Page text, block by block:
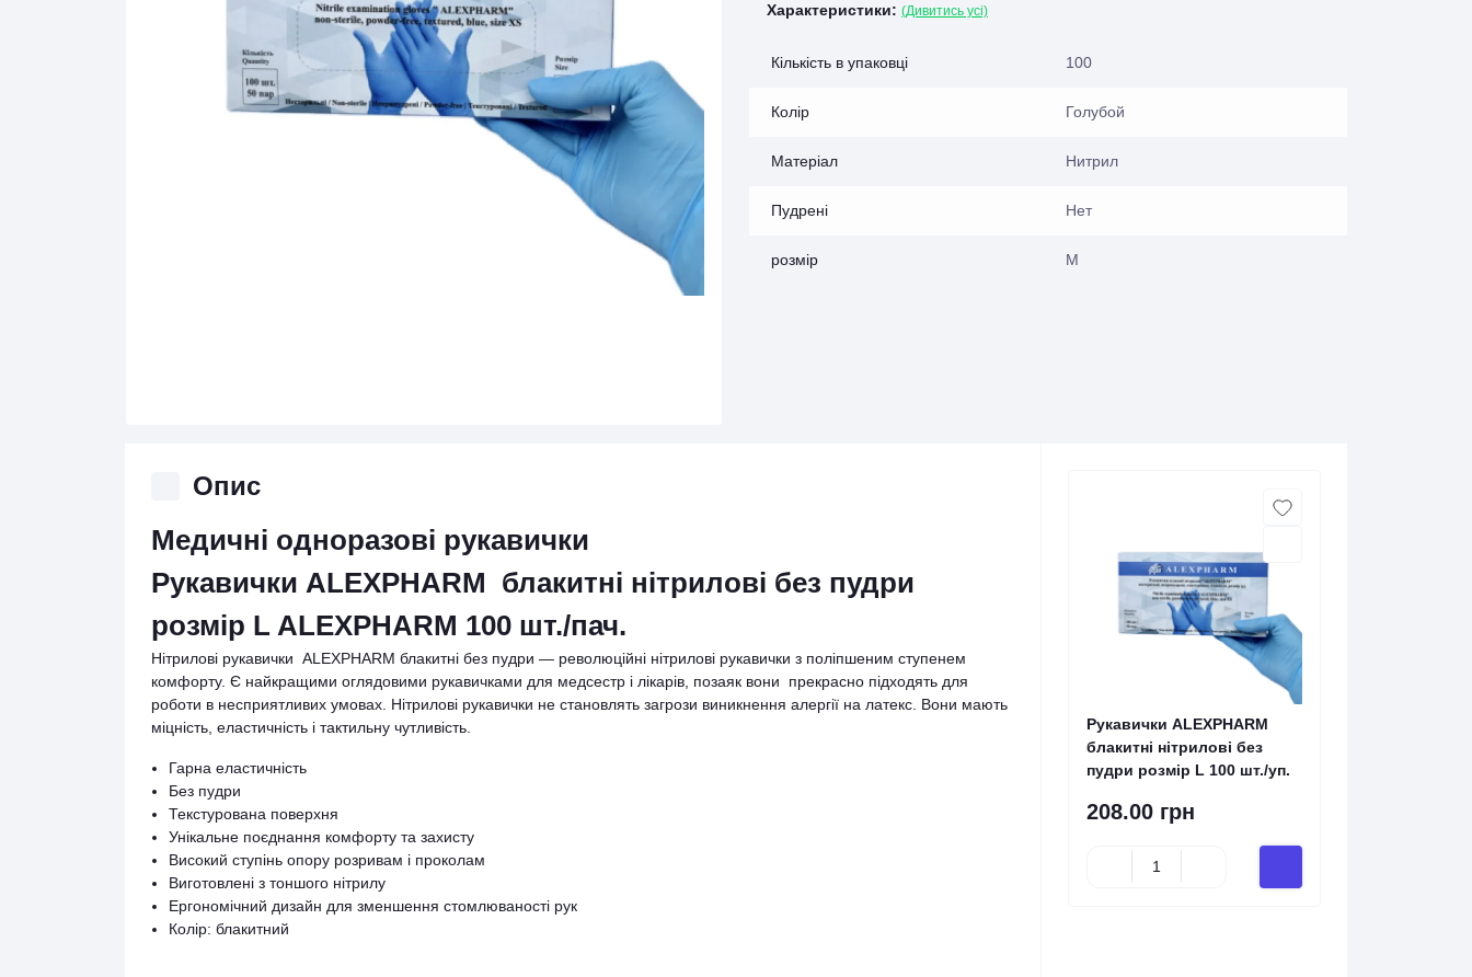
Характеристики: (Дивитись усі)
Кількість в упаковці 100
Колір Голубой
Матеріал Нитрил
Пудрені Нет
розмір M
Опис
Медичні одноразові рукавички
Рукавички ALEXPHARM блакитні нітрилові без пудри
розмір L ALEXPHARМ 100 шт./пач.
Нітрилові рукавички ALEXPHARM блакитні без пудри — революційні нітрилові рукавички з поліпшеним ступенем
комфорту. Є найкращими оглядовими рукавичками для медсестр і лікарів, позаяк вони прекрасно підходять для
роботи в несприятливих умовах. Нітрилові рукавички не становлять загрози виникнення алергії на латекс. Вони мають
міцність, еластичність і тактильну чутливість.
Гарна еластичність
Без пудри
Текстурована поверхня
Унікальне поєднання комфорту та захисту
Високий ступінь опору розривам і проколам
Виготовлені з тоншого нітрилу
Ергономічний дизайн для зменшення стомлюваності рук
Колір: блакитний
Рукавички ALEXPHARM
блакитні нітрилові без
пудри розмір L 100 шт./уп.
208.00 грн